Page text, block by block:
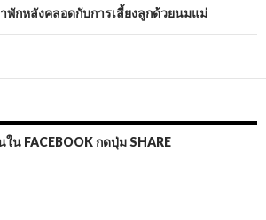
พักหลังคลอดกับการเลี้ยงลูกด้วยนมแม่
น FACEBOOK กดปุ่ม SHARE